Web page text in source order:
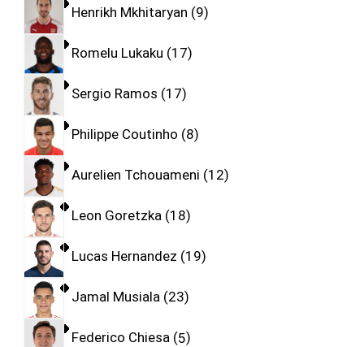
Henrikh Mkhitaryan 9
Romelu Lukaku 17
Sergio Ramos 17
Philippe Coutinho 8
Aurelien Tchouameni 12
Leon Goretzka 18
Lucas Hernandez 19
Jamal Musiala 23
Federico Chiesa 5